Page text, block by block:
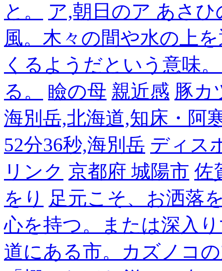
と。
ア,朝日のア あさひ
風。木々の間や水の上
くるようだという意味
る。
瞼の母 親近感 豚カ
海別岳,北海道,知床・阿
52分36秒,海別岳 ディス
リンク 京都府 城陽市 佐
をり 足元こそ、お洒落
心を持つ。または深入
道にある市。カズノコ